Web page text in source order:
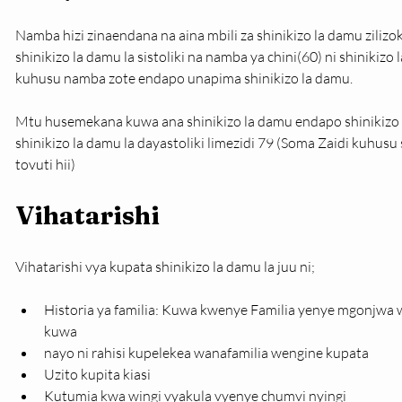
Namba hizi zinaendana na aina mbili za shinikizo la damu
shinikizo la damu la sistoliki na namba ya chini(60) ni
kuhusu namba zote endapo unapima shinikizo la damu.
Mtu husemekana kuwa ana shinikizo la damu endapo
shinikizo la damu la dayastoliki limezidi 79 (Soma Zaidi
tovuti hii)
Vihatarishi
Vihatarishi vya kupata shinikizo la damu la juu ni;
Historia ya familia: Kuwa kwenye Familia yenye
kuwa
nayo ni rahisi kupelekea wanafamilia wengine kupata
Uzito kupita kiasi
Kutumia kwa wingi vyakula vyenye chumvi nyingi